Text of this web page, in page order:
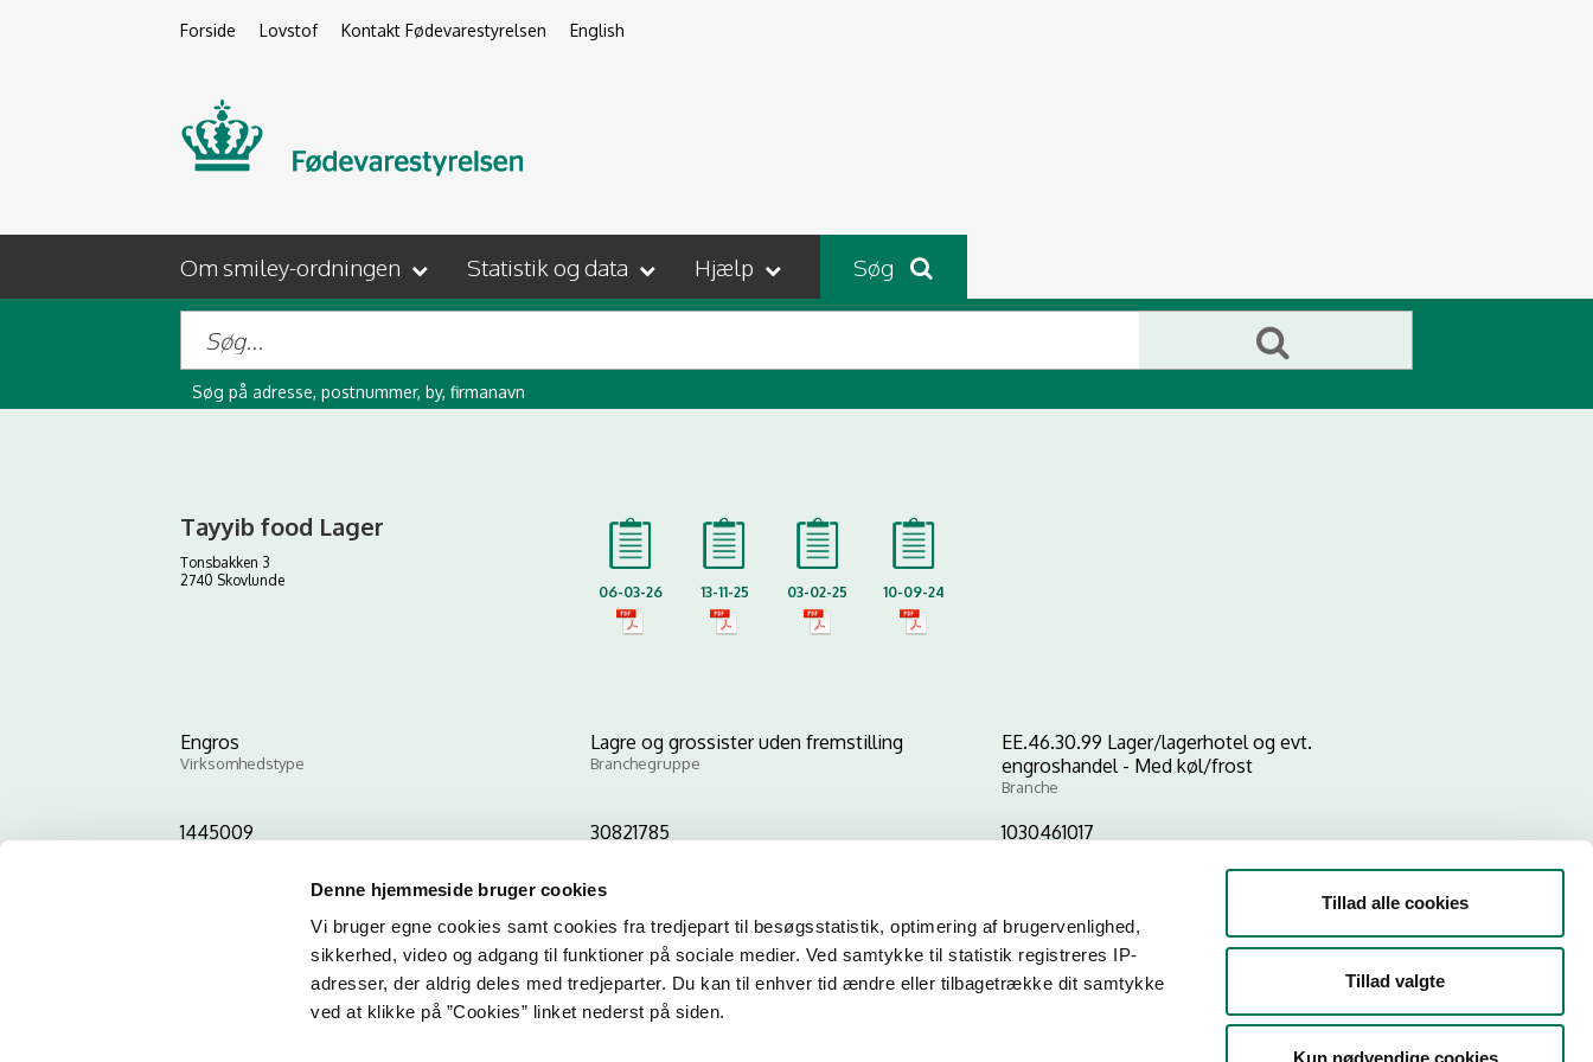
Denne hjemmeside bruger cookies
Vi bruger egne cookies samt cookies fra tredjepart til besøgsstatistik, optimering af brugervenlighed,
sikkerhed, video og adgang til funktioner på sociale medier. Ved samtykke til statistik registreres IP-
adresser, der aldrig deles med tredjeparter. Du kan til enhver tid ændre eller tilbagetrække dit samtykke
ved at klikke på ”Cookies” linket nederst på siden.
Tillad alle cookies
Tillad valgte
Kun nødvendige cookies
Forside Lovstof Kontakt Fødevarestyrelsen English
Om smiley-ordningen Statistik og data Hjælp Søg
Søg på adresse, postnummer, by, firmanavn
Tayyib food Lager
Tonsbakken 3
2740 Skovlunde
06-03-26 13-11-25 03-02-25 10-09-24
Engros
Virksomhedstype
Lagre og grossister uden fremstilling
Branchegruppe
EE.46.30.99 Lager/lagerhotel og evt.
engroshandel - Med køl/frost
Branche
1445009 30821785 1030461017
Kopier link til at indsætte på virksomhedens hjemmeside